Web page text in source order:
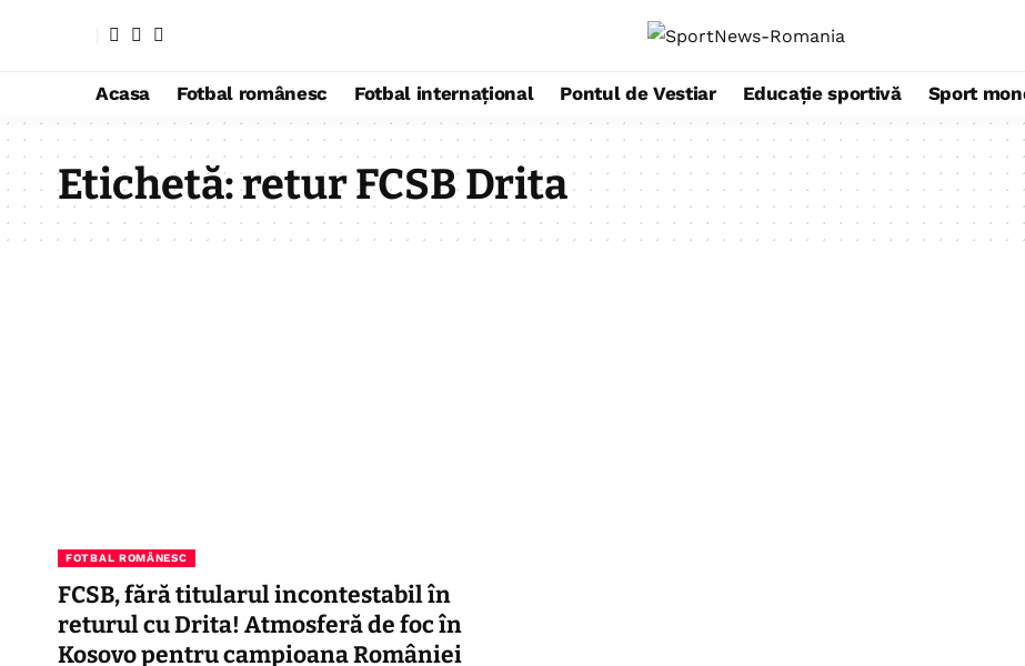
Acasa Fotbal românesc Fotbal internațional Pontul de Vestiar Educație sportivă Sport
Etichetă:retur FCSB Drita
FOTBAL ROMÂNESC
FCSB, fără titularul incontestabil în
returul cu Drita! Atmosferă de foc în
Kosovo pentru campioana României